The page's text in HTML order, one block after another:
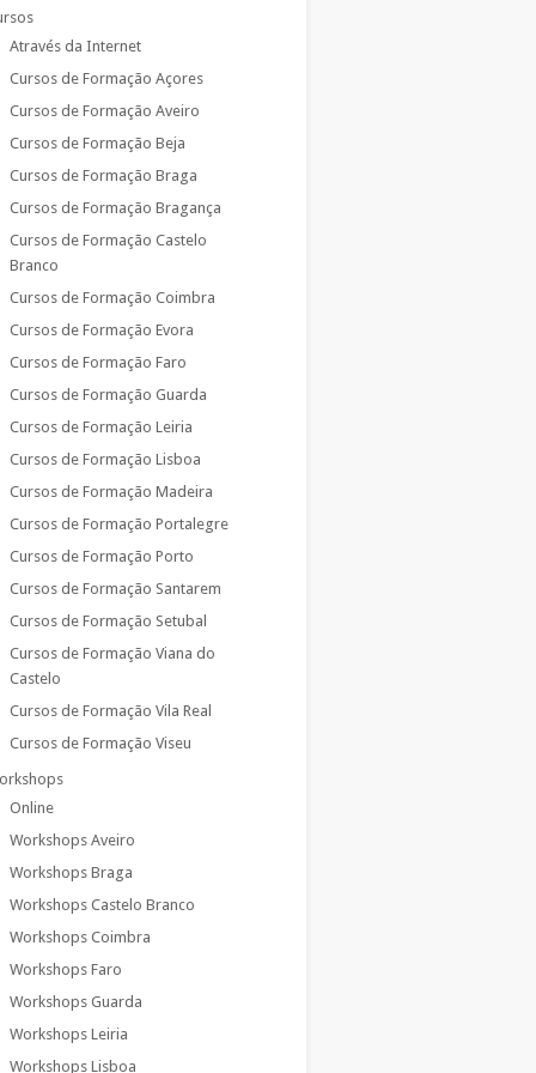
Através da Internet
Cursos de Formação Açores
Cursos de Formação Aveiro
Cursos de Formação Beja
Cursos de Formação Braga
Cursos de Formação Bragança
Cursos de Formação Castelo
Branco
Cursos de Formação Coimbra
Cursos de Formação Evora
Cursos de Formação Faro
Cursos de Formação Guarda
Cursos de Formação Leiria
Cursos de Formação Lisboa
Cursos de Formação Madeira
Cursos de Formação Portalegre
Cursos de Formação Porto
Cursos de Formação Santarem
Cursos de Formação Setubal
Cursos de Formação Viana do
Castelo
Cursos de Formação Vila Real
Cursos de Formação Viseu
Online
Workshops Aveiro
Workshops Braga
Workshops Castelo Branco
Workshops Coimbra
Workshops Faro
Workshops Guarda
Workshops Leiria
Workshops Lisboa